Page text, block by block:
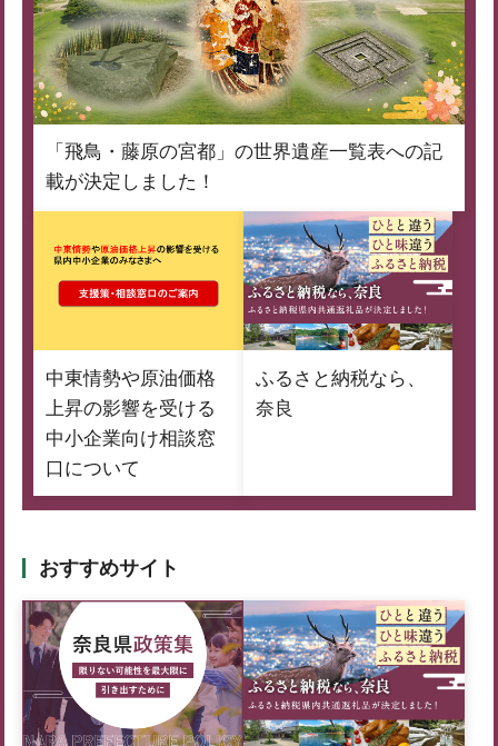
「飛鳥・藤原の宮都」の世界遺産一覧表への記
載が決定しました！
中東情勢や原油価格
上昇の影響を受ける
中小企業向け相談窓
口について
ふるさと納税なら、
奈良
おすすめサイト